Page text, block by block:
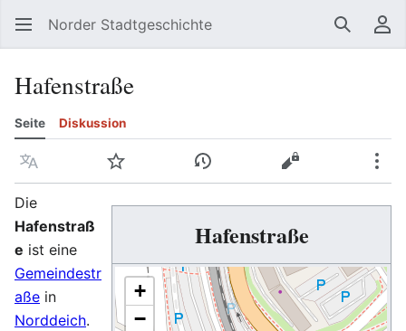
Norder Stadtgeschichte Suchen
Hafenstraße
Seite Diskussion
Sprache Beobachten Versionsgeschichte
Quelltext
Hafenstraße
+
−
Die
Hafenstraß
e ist eine
Gemeindestr
aße in
Norddeich.